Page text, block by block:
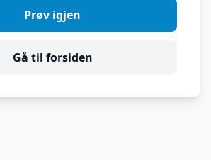
Prøv igjen
Gå til forsiden